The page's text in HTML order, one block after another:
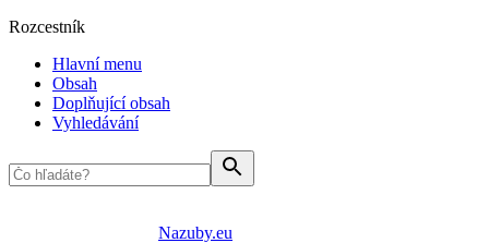
Rozcestník
Hlavní menu
Obsah
Doplňující obsah
Vyhledávání
Nazuby.eu